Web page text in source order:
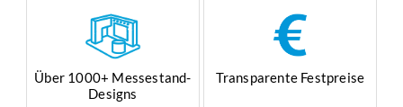
Über 1000+ Messestand-
Designs
Transparente Festpreise